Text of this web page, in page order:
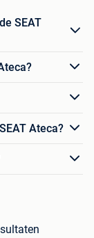
SEAT
Ateca?